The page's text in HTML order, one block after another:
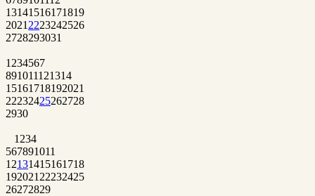
13141516171819
2021 2223242526
2728293031
1 234567
891011121314
15161718192021
22232425262728
2930
1 234
567891011
12131415161718
192021 22232425
26272829